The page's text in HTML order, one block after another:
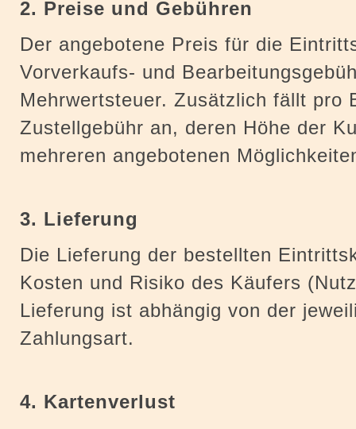
2. Preise und Gebühren
Der angebotene Preis für die
Vorverkaufs- und
Mehrwertsteuer. Zusätzlich fällt pro
Zustellgebühr an, deren Höhe der
mehreren angebotenen
3. Lieferung
Die Lieferung der bestellten
Kosten und Risiko des Käufers
Lieferung ist abhängig von der
Zahlungsart.
4. Kartenverlust